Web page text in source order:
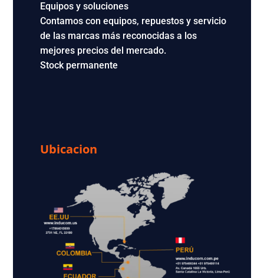
Equipos y soluciones
Contamos con equipos, repuestos y servicio
de las marcas más reconocidas a los
mejores precios del mercado.
Stock permanente
Ubicacion